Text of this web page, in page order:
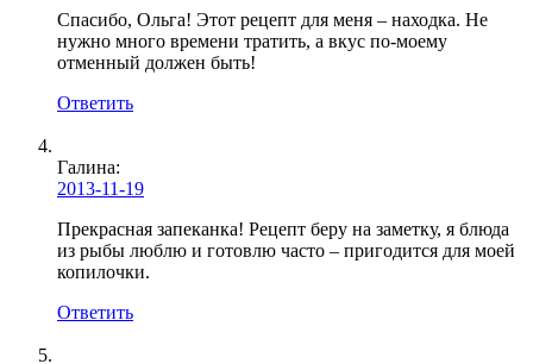
Спасибо, Ольга! Этот рецепт для меня – находка. Не
нужно много времени тратить, а вкус по-моему
отменный должен быть!
Ответить
Галина:
2013-11-19
Прекрасная запеканка! Рецепт беру на заметку, я блюда
из рыбы люблю и готовлю часто – пригодится для моей
копилочки.
Ответить